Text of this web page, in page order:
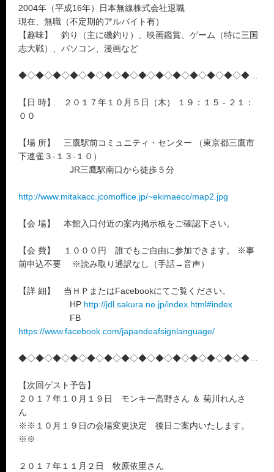
2004年（平成16年）日本無線株式会社退職
現在、無職（不定期的アルバイト有）
【趣味】 釣り（主に磯釣り）、映画鑑賞、ゲーム（特に三国
志大戦）、パソコン、漫画など
◆◇◆◇◆◇◆◇◆◇◆◇◆◇◆◇◆◇◆◇◆◇◆◇◆◇◆◇◆
【日 時】 ２０１７年１０月５日（木） １９：１５ ‐ ２１：
００
【場 所】 三鷹駅前コミュニティ・センター （東京都三鷹市
下連雀３-１３-１０）
JR三鷹駅南口から徒歩５分
http://www.mitakacc.jcomoffice.jp/~ekimaecc/map2.jpg
【会 場】 本館入口付近の案内掲示板をご確認下さい。
【会 費】 １０００円 誰でもご自由に参加できます。 ※事
前申込不要 ※読み取り通訳なし（手話→音声）
【詳 細】 当ＨＰまたはFacebookにてご覧ください。
HP http://jdl.sakura.ne.jp/index.html#index
FB
https://www.facebook.com/japandeafsignlanguage/
◆◇◆◇◆◇◆◇◆◇◆◇◆◇◆◇◆◇◆◇◆◇◆◇◆◇◆◇◆
【次回ゲスト予告】
２０１７年１０月１９日 モンキー高野さん ＆ 菊川れんさ
ん
※※１０月１９日の会場変更決定 後日ご案内いたします。
※※
２０１７年１１月２日 牧原依里さん